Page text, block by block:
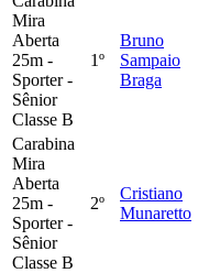
Mira
Aberta
25m -
Sporter -
Sênior
Classe B
1º
Bruno
Sampaio
Braga
Carabina
Mira
Aberta
25m -
Sporter -
Sênior
Classe B
2º
Cristiano
Munaretto